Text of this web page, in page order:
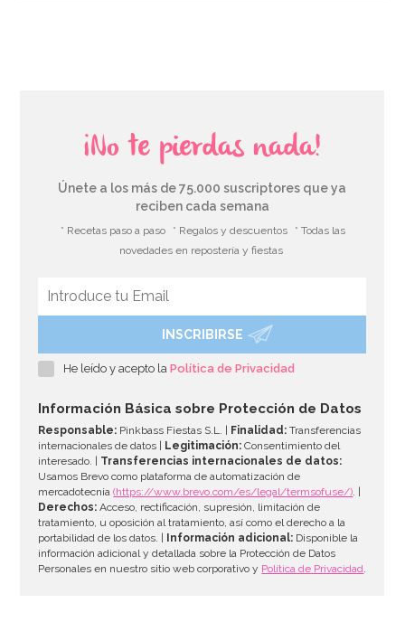
¡No te pierdas nada!
Únete a los más de 75.000 suscriptores que ya
reciben cada semana
* Recetas paso a paso * Regalos y descuentos
* Todas las
novedades en repostería y fiestas
INSCRIBIRSE
He leído y acepto laPolítica de Privacidad
Información Básica sobre Protección de Datos
Responsable: Pinkbass Fiestas S.L. | Finalidad: Transferencias
internacionales de datos |
Legitimación: Consentimiento del
interesado. | Transferencias internacionales de datos:
Usamos Brevo como plataforma de automatización de
mercadotecnia(https://www.brevo.com/es/legal/termsofuse/). |
Derechos: Acceso, rectificación, supresión, limitación de
tratamiento, u oposición al tratamiento, así como el derecho a la
portabilidad de los datos. |
Información adicional: Disponible la
información adicional y detallada sobre la Protección de Datos
Personales en nuestro sitio web corporativo y Política de Privacidad.